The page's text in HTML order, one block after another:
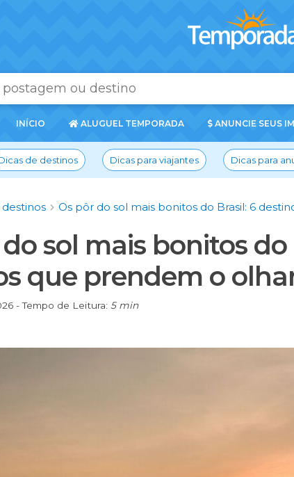
PÁGINA
INÍCIO ALUGUEL TEMPORADA ANUNCIE SEUS
de destinos Dicas para viajantes Dicas para
Os pôr do sol mais bonitos do Brasil: 6
sol mais bonitos do
que prendem o
- Tempo de Leitura: 5 min